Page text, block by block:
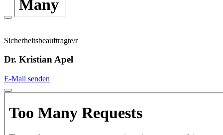
Sicherheitsbeauftragte/r
Dr. Kristian Apel
E-Mail senden